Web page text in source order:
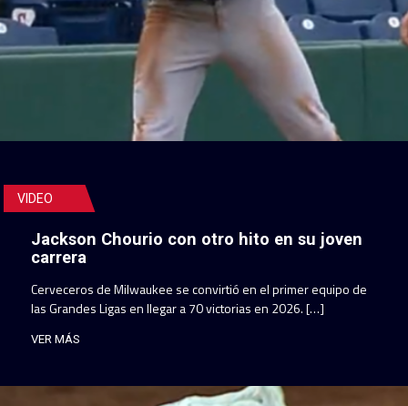
VIDEO
Jackson Chourio con otro hito en su joven
carrera
Cerveceros de Milwaukee se convirtió en el primer equipo de
las Grandes Ligas en llegar a 70 victorias en 2026. […]
VER MÁS